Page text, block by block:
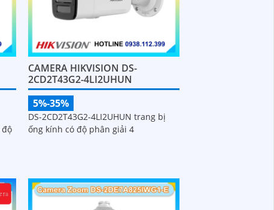
CAMERA HIKVISION DS-
2CD2T43G2-4LI2UHUN
5%-35%
DS-2CD2T43G2-4LI2UHUN trang bị
ống kính có độ phân giải 4